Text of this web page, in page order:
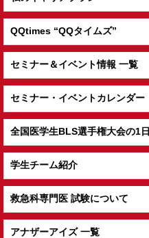
QQtimes “QQタイムズ”
セミナー＆イベント情報 一覧
セミナー・イベントカレンダー
全国医学生BLS選手権大会の1日
学生チーム紹介
救急科専門医 試験について
アナザーアイズ 一覧